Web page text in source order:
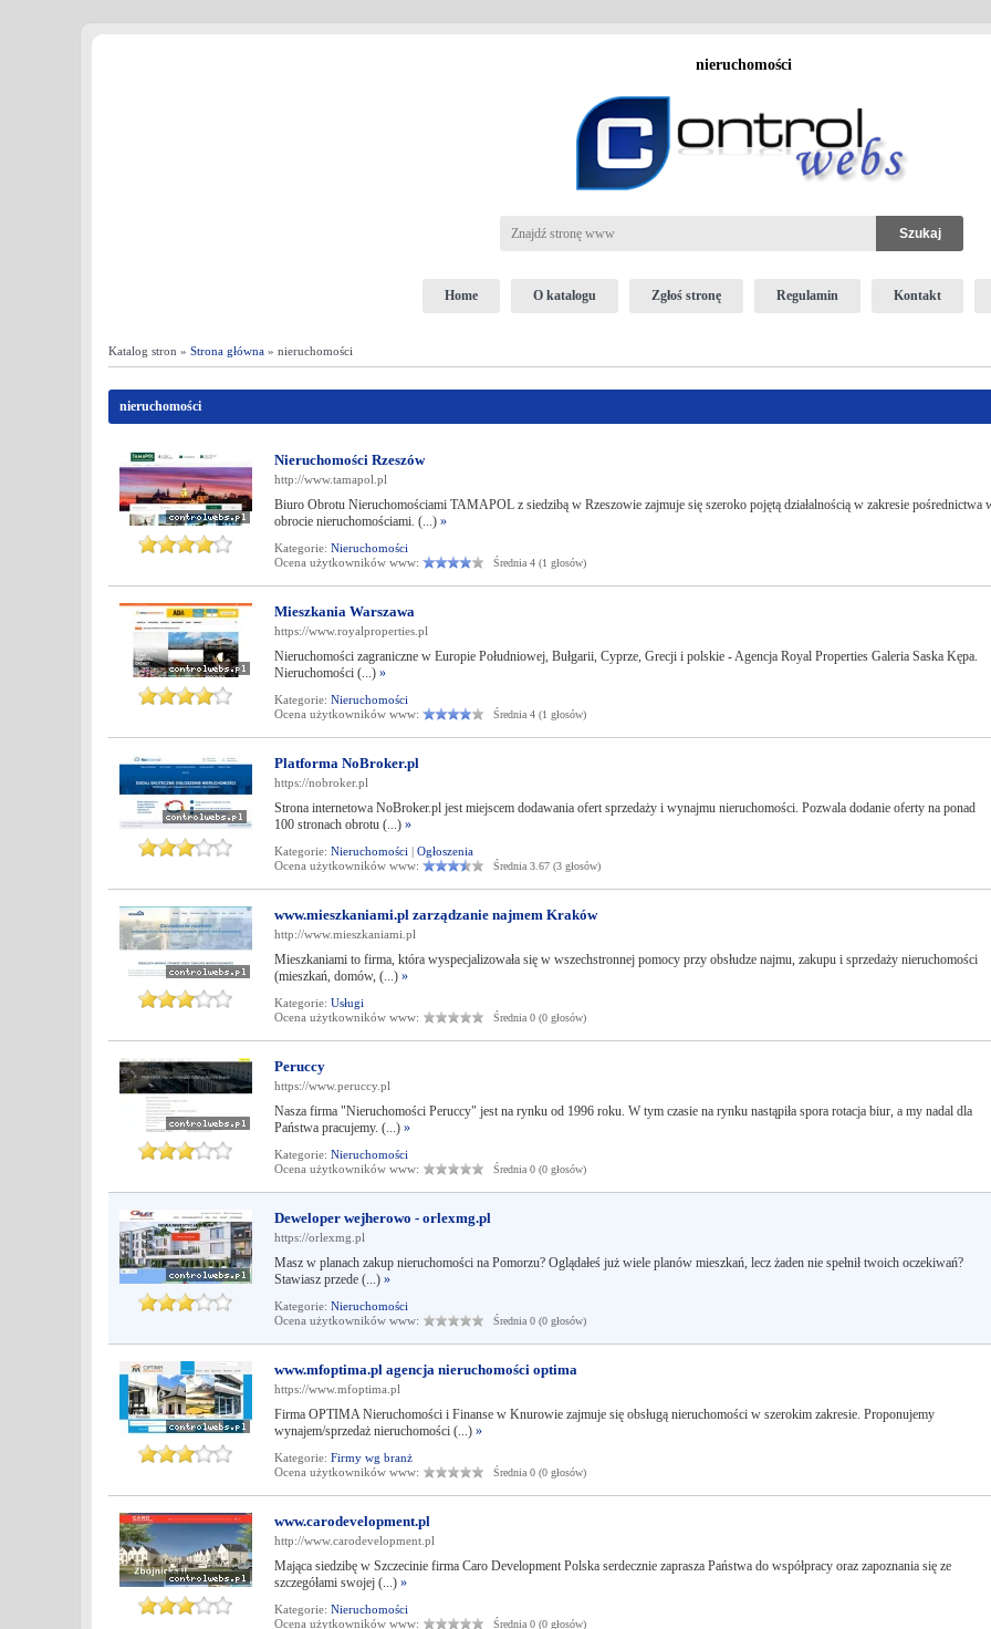
nieruchomości
Home O katalogu Zgłoś stronę Regulamin Kontakt
Katalog stron » Strona główna » nieruchomości
nieruchomości
Nieruchomości Rzeszów
http://www.tamapol.pl
Biuro Obrotu Nieruchomościami TAMAPOL z siedzibą w Rzeszowie zajmuje się szeroko pojętą działalnością w zakresie pośrednictwa
obrocie nieruchomościami. (...) »
Kategorie: Nieruchomości
Ocena użytkowników www:
Średnia 4 (1 głosów)
Mieszkania Warszawa
https://www.royalproperties.pl
Nieruchomości zagraniczne w Europie Południowej, Bułgarii, Cyprze, Grecji i polskie - Agencja Royal Properties Galeria Saska Kępa.
Nieruchomości (...) »
Kategorie: Nieruchomości
Ocena użytkowników www:
Średnia 4 (1 głosów)
Platforma NoBroker.pl
https://nobroker.pl
Strona internetowa NoBroker.pl jest miejscem dodawania ofert sprzedaży i wynajmu nieruchomości. Pozwala dodanie oferty na ponad
100 stronach obrotu (...) »
Kategorie: Nieruchomości | Ogłoszenia
Ocena użytkowników www:
Średnia 3.67 (3 głosów)
www.mieszkaniami.pl zarządzanie najmem Kraków
http://www.mieszkaniami.pl
Mieszkaniami to firma, która wyspecjalizowała się w wszechstronnej pomocy przy obsłudze najmu, zakupu i sprzedaży nieruchomości
(mieszkań, domów, (...) »
Kategorie: Usługi
Ocena użytkowników www:
Średnia 0 (0 głosów)
Peruccy
https://www.peruccy.pl
Nasza firma "Nieruchomości Peruccy" jest na rynku od 1996 roku. W tym czasie na rynku nastąpiła spora rotacja biur, a my nadal dla
Państwa pracujemy. (...) »
Kategorie: Nieruchomości
Ocena użytkowników www:
Średnia 0 (0 głosów)
Deweloper wejherowo - orlexmg.pl
https://orlexmg.pl
Masz w planach zakup nieruchomości na Pomorzu? Oglądałeś już wiele planów mieszkań, lecz żaden nie spełnił twoich oczekiwań?
Stawiasz przede (...) »
Kategorie: Nieruchomości
Ocena użytkowników www:
Średnia 0 (0 głosów)
www.mfoptima.pl agencja nieruchomości optima
https://www.mfoptima.pl
Firma OPTIMA Nieruchomości i Finanse w Knurowie zajmuje się obsługą nieruchomości w szerokim zakresie. Proponujemy
wynajem/sprzedaż nieruchomości (...) »
Kategorie: Firmy wg branż
Ocena użytkowników www:
Średnia 0 (0 głosów)
www.carodevelopment.pl
http://www.carodevelopment.pl
Mająca siedzibę w Szczecinie firma Caro Development Polska serdecznie zaprasza Państwa do współpracy oraz zapoznania się ze
szczegółami swojej (...) »
Kategorie: Nieruchomości
Ocena użytkowników www:
Średnia 0 (0 głosów)